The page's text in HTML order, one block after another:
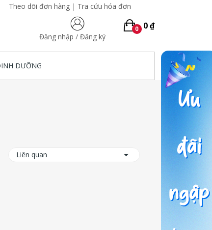
Theo dõi đơn hàng | Tra cứu hóa đơn
0 0 ₫
Đăng nhập /Đăng ký
DƯỠNG
Liên quan 